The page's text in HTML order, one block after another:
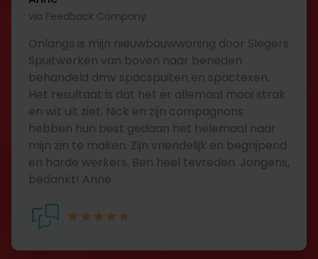
via Feedback Company
Onlangs is mijn nieuwbouwwoning door Slegers
Spuitwerken van boven naar beneden
behandeld dmv spacspuiten en spactexen.
Het resultaat is dat het er allemaal mooi strak
en wit uit ziet. Nick en zijn compagnons
hebben hun best gedaan het helemaal naar
mijn zin te maken. Zijn vriendelijk en begrijpend
en harde werkers. Ben heel tevreden. Jongens,
bedankt! Anne